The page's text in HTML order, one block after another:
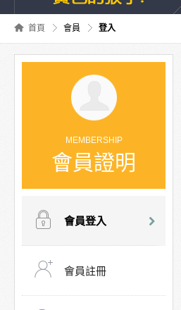
首頁 會員 登入
MEMBERSHIP
會員證明
會員登入
會員註冊